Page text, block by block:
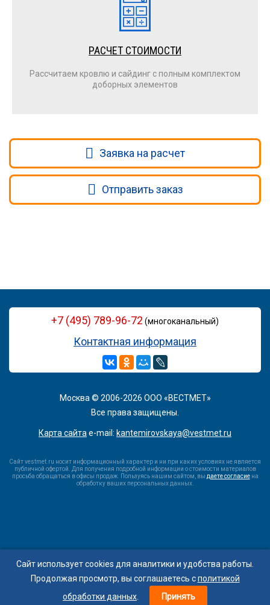
РАСЧЕТ СТОИМОСТИ
Рассчитаем кровлю и сайдинг с полным комплектом
доборных элементов
Заявка на расчет
Отправить заказ
+7 (495) 789-96-72 (многоканальный)
Контактная информация
Москва © 2006-2026 ООО «ВЕСТМЕТ»
Все права защищены.
Карта сайта e-mail: kantemirovskaya@vestmet.ru
Сайт vestmet.ru носит информационный характер и ни при каких условиях не является
публичной офертой. Для получения подробной информации о стоимости материалов
просьба обращаться в офисы продаж. Пользуясь нашим сайтом, вы даете согласиена
обработку ваших персональных данных.
Мы в соцсетях:
Сайт использует cookies для аналитики и удобства работы.
Продолжая просмотр, вы соглашаетесь сполитикой
обработки данных
Принять